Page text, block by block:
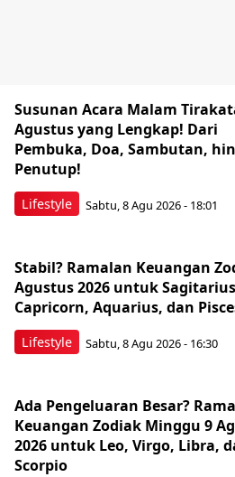
Lifestyle
Susunan Acara Malam
Agustus yang Lengkap! Dari
Pembuka, Doa, Sambutan,
Penutup!
Sabtu, 8 Agu 2026 - 18:01
Lifestyle
Stabil? Ramalan Keuangan
Agustus 2026 untuk
Capricorn, Aquarius, dan
Sabtu, 8 Agu 2026 - 16:30
Ada Pengeluaran Besar?
Keuangan Zodiak Minggu 9
2026 untuk Leo, Virgo, Libra,
Scorpio